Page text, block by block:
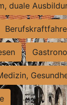
duale